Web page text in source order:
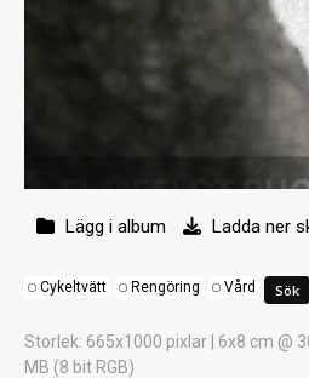
Lägg i album Ladda ner
Cykeltvätt Rengöring Vård
Storlek: 665x1000 pixlar | 6x8 cm @
MB (8 bit RGB)